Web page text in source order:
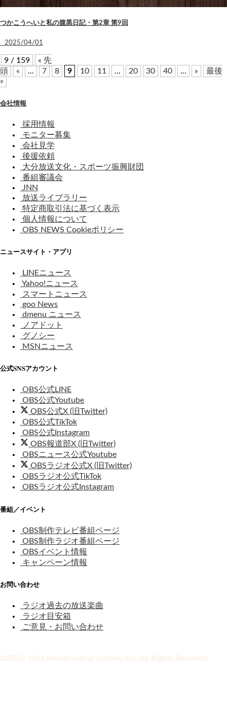
つかこうへいと私の腹黒日記・第2章 第9回
2025/04/01
9 / 159
« 先
頭
« ... 7 8 9 10 11 ... 20 30 40 ... »
最後
»
会社情報
採用情報
モニター募集
会社見学
後援依頼
大分放送文化・スポーツ振興財団
番組審議会
JNN
放送ライブラリー
特定商取引法に基づく表示
個人情報について
OBS NEWS Cookieポリシー
ニュースサイト・アプリ
LINEニュース
Yahoo!ニュース
スマートニュース
goo News
dmenu ニュース
ノアドット
グノシー
MSNニュース
公式SNSアカウント
OBS公式LINE
OBS公式Youtube
OBS公式X (旧Twitter)
OBS公式TikTok
OBS公式Instagram
OBS報道部X (旧Twitter)
OBSニュース公式Youtube
OBSラジオ公式X (旧Twitter)
OBSラジオ公式TikTok
OBSラジオ公式Instagram
番組／イベント
OBS制作テレビ番組ページ
OBS制作ラジオ番組ページ
OBSイベント情報
キャンペーン情報
お問い合わせ
ラジオ過去の放送楽曲
ラジオ目安箱
ご意見・お問い合わせ
©2026 Oita Broadcasting System, Inc. All Rights Reserved.